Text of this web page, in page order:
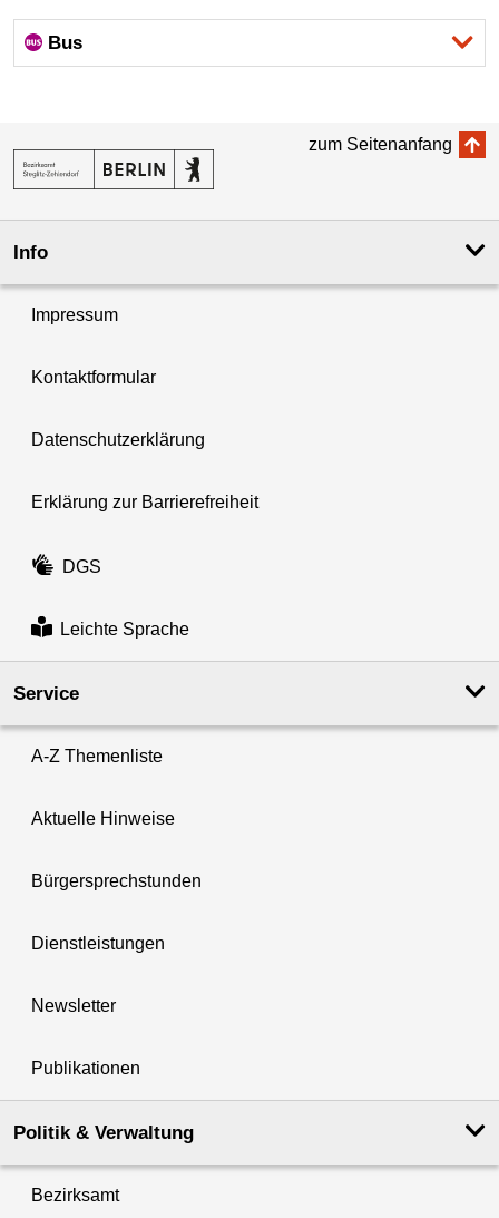
Bus
zum Seitenanfang
Info
Impressum
Kontaktformular
Datenschutzerklärung
Erklärung zur Barrierefreiheit
DGS
Leichte Sprache
Service
A-Z Themenliste
Aktuelle Hinweise
Bürgersprechstunden
Dienstleistungen
Newsletter
Publikationen
Politik & Verwaltung
Bezirksamt